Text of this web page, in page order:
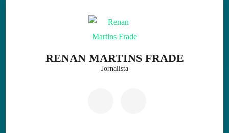
RENAN MARTINS FRADE
Jornalista